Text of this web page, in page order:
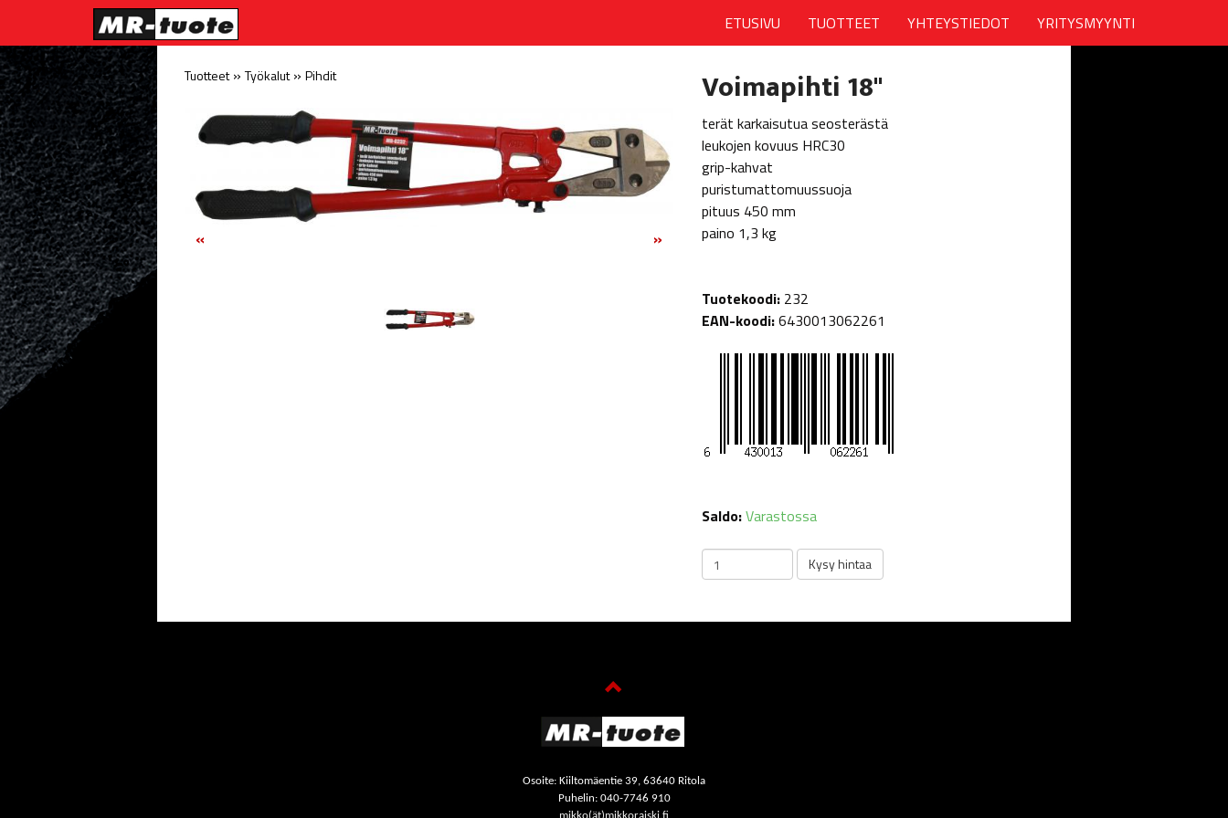
ETUSIVU TUOTTEET YHTEYSTIEDOT YRITYSMYYNTI
Tuotteet» Työkalut» Pihdit
« »
Voimapihti 18"
terät karkaisutua seosterästä
leukojen kovuus HRC30
grip-kahvat
puristumattomuussuoja
pituus 450 mm
paino 1,3 kg
Tuotekoodi: 232
EAN-koodi:6430013062261
Saldo:Varastossa
Osoite: Kiiltomäentie 39, 63640 Ritola
Puhelin: 040-7746 910